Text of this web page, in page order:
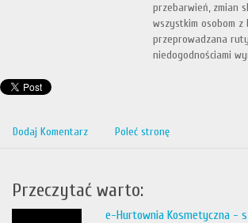
przebarwień, zmian
wszystkim osobom z
przeprowadzana
niedogodnościami
Dodaj Komentarz Poleć stronę
Przeczytać warto:
e-Hurtownia Kosmetyczna -